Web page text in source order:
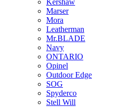
Kershaw
Marser
Mora
Leatherman
Mr.BLADE
Navy
ONTARIO
Opinel
Outdoor Edge
SOG
Spyderco
Stell Will